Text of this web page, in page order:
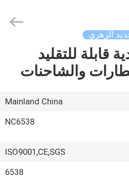
الزهري
قابلة للتقليد
والشاحنات
Mainland China
NC6538
ISO9001,CE,SGS
6538